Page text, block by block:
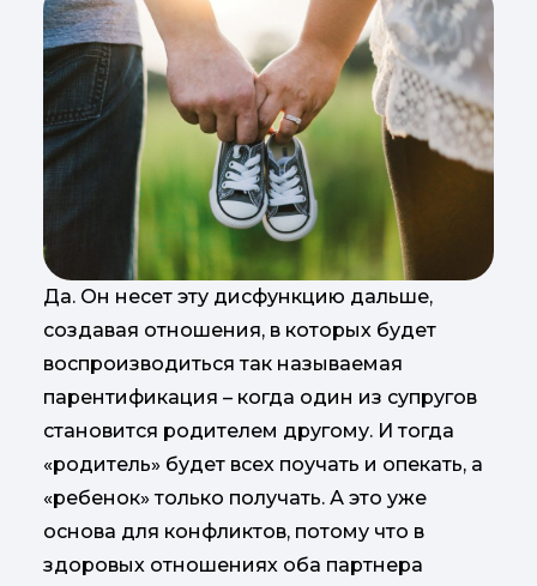
Да. Он несет эту дисфункцию дальше,
создавая отношения, в которых будет
воспроизводиться так называемая
парентификация – когда один из супругов
становится родителем другому. И тогда
«родитель» будет всех поучать и опекать, а
«ребенок» только получать. А это уже
основа для конфликтов, потому что в
здоровых отношениях оба партнера